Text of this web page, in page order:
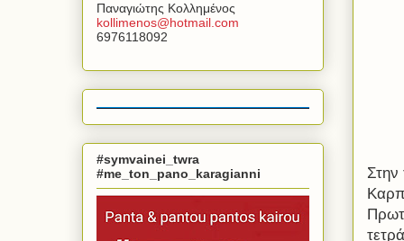
Στην
Παναγιώτης Κολλημένος
kollimenos@hotmail com
6976118092
#symvainei_twra
#me_ton_pano_karagianni